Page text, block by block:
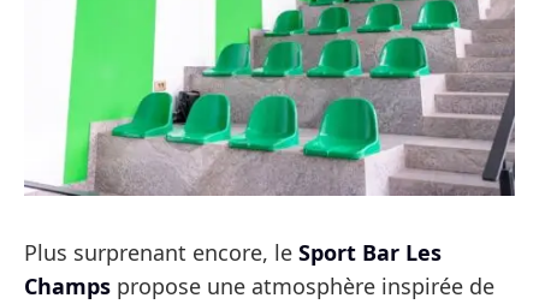
Plus surprenant encore, le Sport Bar Les
Champs propose une atmosphère inspirée de